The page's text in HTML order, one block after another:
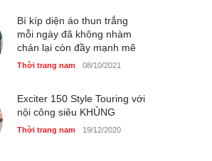
Bí kíp diện áo thun trắng
mỗi ngày đã không nhàm
chán lại còn đầy mạnh mẽ
Thời trang nam 08/10/2021
Exciter 150 Style Touring với
nội công siêu KHỦNG
Thời trang nam 19/12/2020